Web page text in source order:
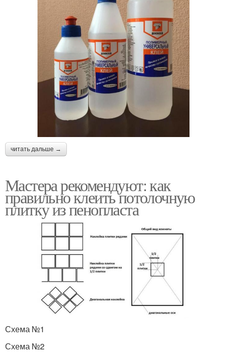
читать дальше →
Мастера рекомендуют: как
правильно клеить потолочную
плитку из пенопласта
Схема №1
Схема №2